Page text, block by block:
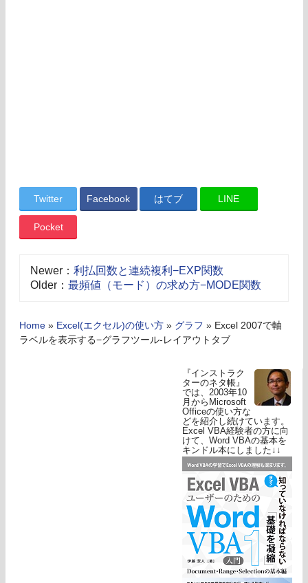
Twitter Facebook はてブ LINE
Pocket
Newer： 利払回数と連続複利−EXP関数
Older： 最頻値（モード）の求め方−MODE関数
Home » Excel(エクセル)の使い方 » グラフ » Excel 2007で軸
ラベルを表示する−グラフツール-レイアウトタブ
『インストラク
ターのネタ帳』
では、2003年10
月からMicrosoft
Officeの使い方な
どを紹介し続けています。
Excel VBA経験者の方に向
けて、Word VBAの基本を
キンドル本にしました↓↓